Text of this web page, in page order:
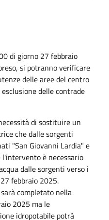
di giorno 27 febbraio
si potranno verificare
delle aree del centro
delle contrade
di sostituire un
che dalle sorgenti
"San Giovanni Lardia" e
l'intervento è necessario
dalle sorgenti verso i
febbraio 2025.
completato nella
2025 ma le
idropotabile potrà